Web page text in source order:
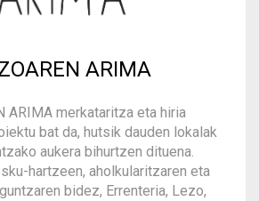
ARIMA
ARIMA merkataritza eta hiria
bat da, hutsik dauden lokalak
aukera bihurtzen dituena.
hartzeen, aholkularitzaren eta
bidez, Errenteria, Lezo,